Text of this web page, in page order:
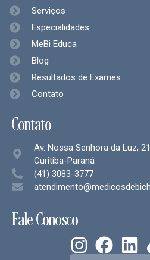
Serviços
Especialidades
MeBi Educa
Blog
Resultados de Exames
Contato
Contato
Av. Nossa Senhora da Luz,
Curitiba-Paraná
(41) 3083-3777
Fale Conosco